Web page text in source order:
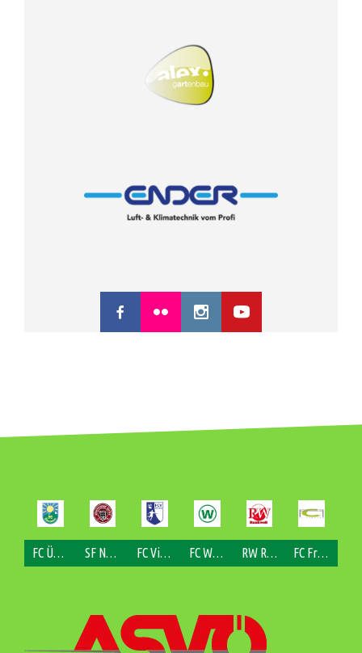
FC Übersaxen SF Nofels FC Viktorsberg FC Weiler RW Rankweil FC Fraxern